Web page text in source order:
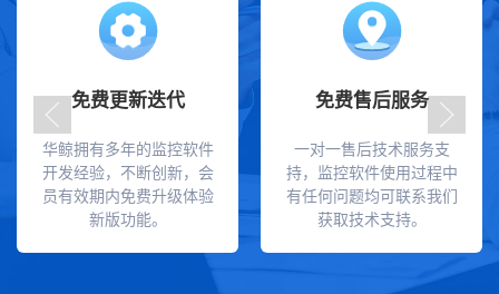
免费更新迭代
华鲸拥有多年的监控软件
开发经验，不断创新，会
员有效期内免费升级体验
新版功能。
免费售后服务
一对一售后技术服务支
持，监控软件使用过程中
有任何问题均可联系我们
获取技术支持。